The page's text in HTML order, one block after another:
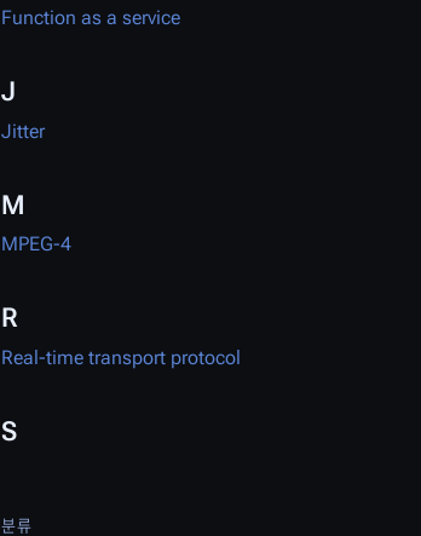
Function as a service
J
Jitter
M
MPEG-4
R
Real-time transport protocol
S
분류